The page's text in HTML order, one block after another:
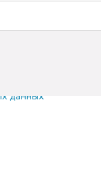
данных